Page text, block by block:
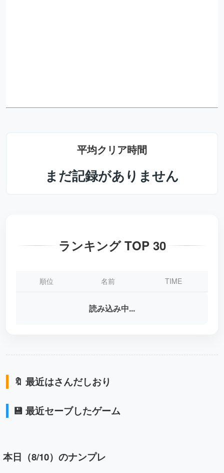
平均クリア時間
まだ記録がありません
ランキング TOP 30
順位 名前 TIME
読み込み中...
🔖 最近はさんだしおり
💾 最近セーブしたゲーム
本日（8/10）のナンプレ